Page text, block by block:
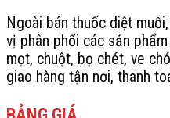
Ngoài bán thuốc diệt
vị phân phối các sản
mọt, chuột, bọ chét, ve
giao hàng tận nơi, thanh